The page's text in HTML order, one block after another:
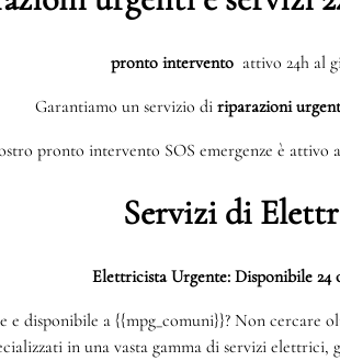
pronto intervento attivo 24h al
Garantiamo un servizio di riparazioni
pronto intervento SOS emergenze è
Servizi di
Elettricista Urgente: Disponibile 24
disponibile a {{mpg_comuni}}? Non
in una vasta gamma di servizi